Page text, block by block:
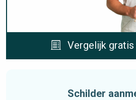
Vergelijk
Schilder